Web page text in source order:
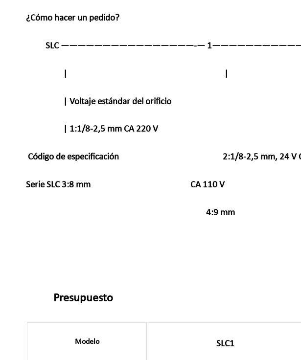
¿Cómo hacer un pedido?
SLC ————————————————-—
| Voltaje estándar del orificio
| 1:1/8-2,5 mm CA 220 V
Código de especificación 2:1/8-2,5 mm, 24
Serie SLC 3:8 mm CA 110 V
4:9
Presupuesto
Modelo SLC1